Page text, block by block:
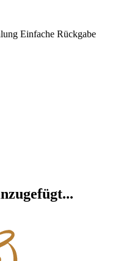
Einfache Rückgabe